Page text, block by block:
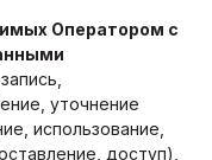
Оператором с
уточнение
использование,
доступ),